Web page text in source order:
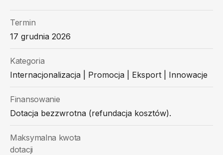
Termin
17 grudnia 2026
Kategoria
Internacjonalizacja | Promocja | Eksport | Innowacje
Finansowanie
Dotacja bezzwrotna (refundacja kosztów).
Maksymalna kwota
dotacji